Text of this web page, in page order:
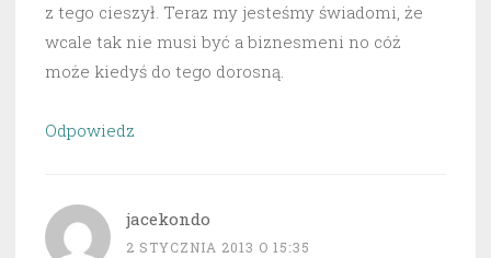
z tego cieszył. Teraz my jesteśmy świadomi, że
wcale tak nie musi być a biznesmeni no cóż
może kiedyś do tego dorosną.
Odpowiedz
jacekondo
2 STYCZNIA 2013 O 15:35